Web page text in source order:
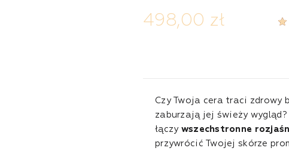
498,00 zł
Czy Twoja cera traci zdrowy
zaburzają jej świeży wygląd?
łączy wszechstronne
przywrócić Twojej skórze